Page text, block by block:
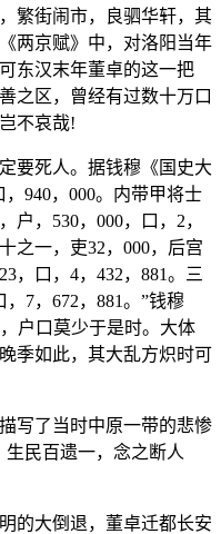
繁街闹市，良驷华轩，其
两京赋》中，对洛阳当年
东汉末年董卓的这一把
之区，曾经有过数十万口
不哀哉!
要死人。据钱穆《国史大
940，000。内带甲将士
户，530，000，口，2，
之一，吏32，000，后宫
，口，4，432，881。三
7，672，881。”钱穆
户口莫少于是时。大体
季如此，其大乱方炽时可
写了当时中原一带的悲惨
民百遗一，念之断人
的大倒退，董卓迁都长安